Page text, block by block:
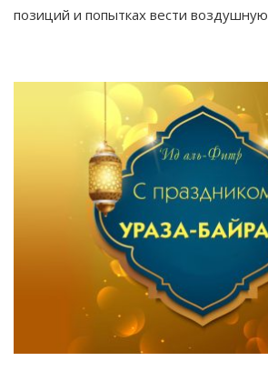
позиций и попытках вести воздушную